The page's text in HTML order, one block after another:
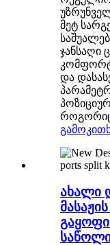
მეტ
ჯანსაღი
და
ახალი